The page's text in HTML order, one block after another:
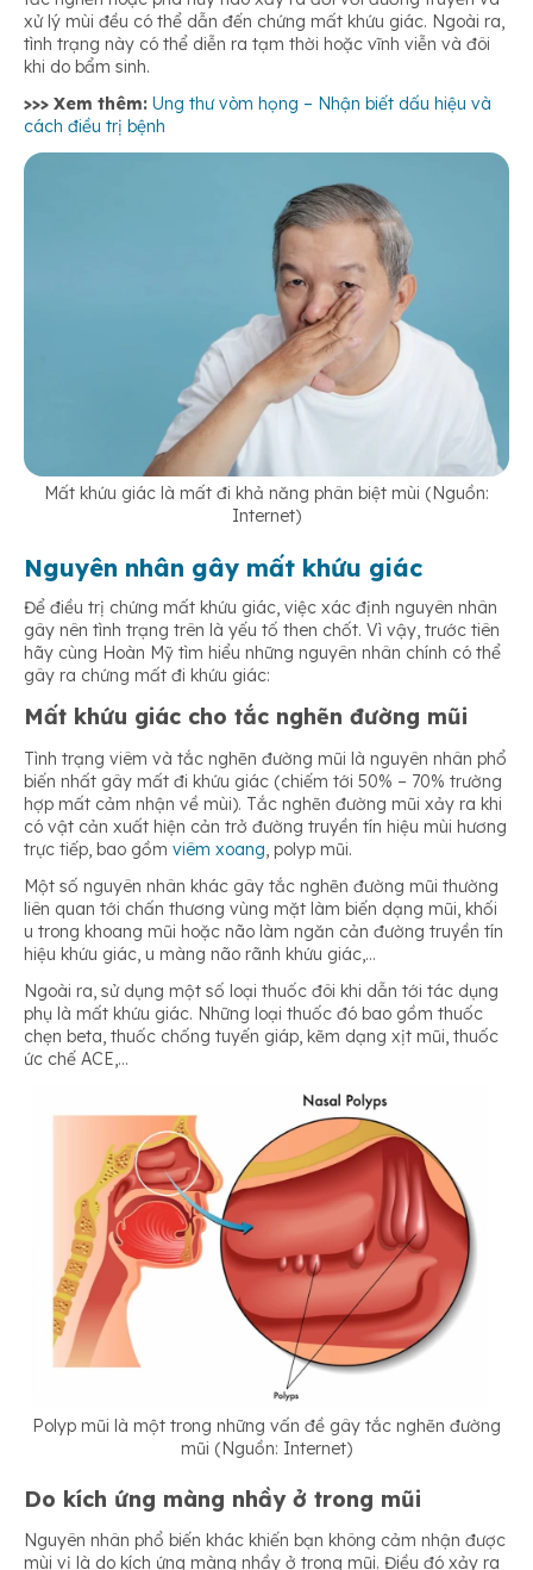
xử lý mùi đều có thể dẫn đến chứng mất khứu giác. Ngoài ra,
tình trạng này có thể diễn ra tạm thời hoặc vĩnh viễn và đôi
khi do bẩm sinh.
>>> Xem thêm: Ung thư vòm họng – Nhận biết dấu hiệu và
cách điều trị bệnh
Mất khứu giác là mất đi khả năng phân biệt mùi (Nguồn:
Internet)
Nguyên nhân gây mất khứu giác
Để điều trị chứng mất khứu giác, việc xác định nguyên nhân
gây nên tình trạng trên là yếu tố then chốt. Vì vậy, trước tiên
hãy cùng Hoàn Mỹ tìm hiểu những nguyên nhân chính có thể
gây ra chứng mất đi khứu giác:
Mất khứu giác cho tắc nghẽn đường mũi
Tình trạng viêm và tắc nghẽn đường mũi là nguyên nhân phổ
biến nhất gây mất đi khứu giác (chiếm tới 50% – 70% trường
hợp mất cảm nhận về mùi). Tắc nghẽn đường mũi xảy ra khi
có vật cản xuất hiện cản trở đường truyền tín hiệu mùi hương
trực tiếp, bao gồm viêm xoang, polyp mũi.
Một số nguyên nhân khác gây tắc nghẽn đường mũi thường
liên quan tới chấn thương vùng mặt làm biến dạng mũi, khối
u trong khoang mũi hoặc não làm ngăn cản đường truyền tín
hiệu khứu giác, u màng não rãnh khứu giác,…
Ngoài ra, sử dụng một số loại thuốc đôi khi dẫn tới tác dụng
phụ là mất khứu giác. Những loại thuốc đó bao gồm thuốc
chẹn beta, thuốc chống tuyến giáp, kẽm dạng xịt mũi, thuốc
ức chế ACE,…
Polyp mũi là một trong những vấn đề gây tắc nghẽn đường
mũi (Nguồn: Internet)
Do kích ứng màng nhầy ở trong mũi
Nguyên nhân phổ biến khác khiến bạn không cảm nhận được
mùi vị là do kích ứng màng nhầy ở trong mũi. Điều đó xảy ra